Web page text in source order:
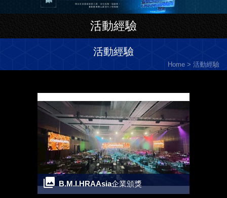
活動經驗
活動經驗
Home 活動經驗
B.M.I.HRAAsia企業頒獎